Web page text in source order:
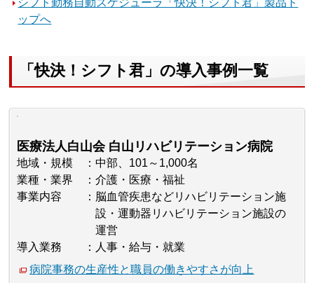
シフト勤務自動スケジューラ「快決！シフト君」製品ト
ップへ
「快決！シフト君」の導入事例一覧
医療法人白山会 白山リハビリテーション病院
地域・規模
中部、101～1,000名
業種・業界
介護・医療・福祉
事業内容
脳血管疾患などリハビリテーション施
設・運動器リハビリテーション施設の
運営
導入業務
人事・給与・就業
病院事務の生産性と職員の働きやすさが向上